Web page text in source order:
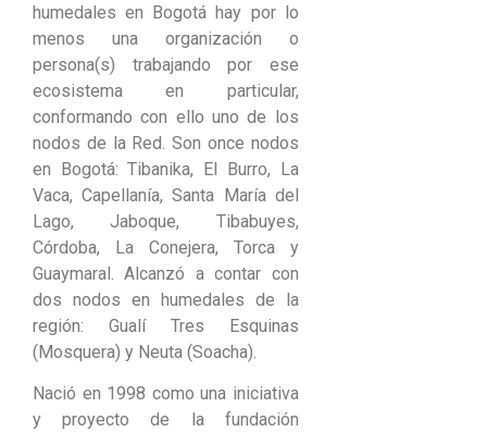
humedales en Bogotá hay por lo
menos una organización o
persona(s) trabajando por ese
ecosistema en particular,
conformando con ello uno de los
nodos de la Red. Son once nodos
en Bogotá: Tibanika, El Burro, La
Vaca, Capellanía, Santa María del
Lago, Jaboque, Tibabuyes,
Córdoba, La Conejera, Torca y
Guaymaral. Alcanzó a contar con
dos nodos en humedales de la
región: Gualí Tres Esquinas
(Mosquera) y Neuta (Soacha).
Nació en 1998 como una iniciativa
y proyecto de la fundación